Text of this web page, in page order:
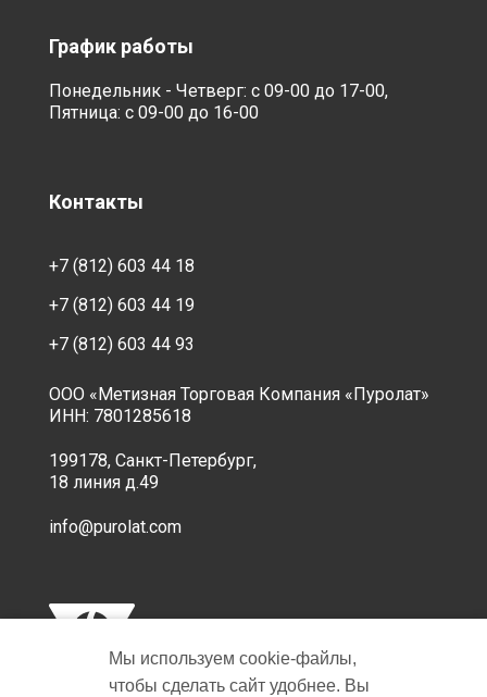
График работы
Понедельник - Четверг: с 09-00 до 17-00,
Пятница: с 09-00 до 16-00
Контакты
+7 (812) 603 44 18
+7 (812) 603 44 19
+7 (812) 603 44 93
ООО «Метизная Торговая Компания «Пуролат»
ИНН: 7801285618
199178, Санкт-Петербург,
18 линия д.49
info@purolat.com
Мы используем cookie‑файлы,
чтобы сделать сайт удобнее. Вы